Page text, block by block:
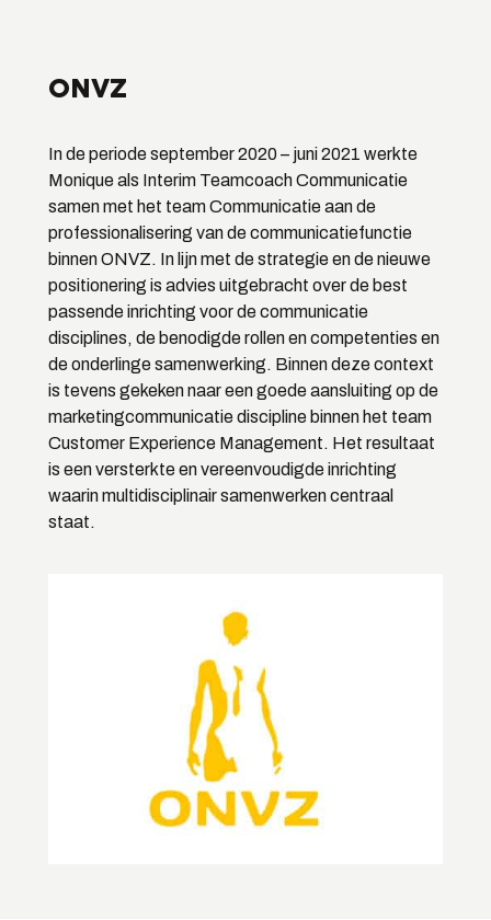
ONVZ
In de periode september 2020 – juni 2021 werkte
Monique als Interim Teamcoach Communicatie
samen met het team Communicatie aan de
professionalisering van de communicatiefunctie
binnen ONVZ. In lijn met de strategie en de nieuwe
positionering is advies uitgebracht over de best
passende inrichting voor de communicatie
disciplines, de benodigde rollen en competenties en
de onderlinge samenwerking. Binnen deze context
is tevens gekeken naar een goede aansluiting op de
marketingcommunicatie discipline binnen het team
Customer Experience Management. Het resultaat
is een versterkte en vereenvoudigde inrichting
waarin multidisciplinair samenwerken centraal
staat.